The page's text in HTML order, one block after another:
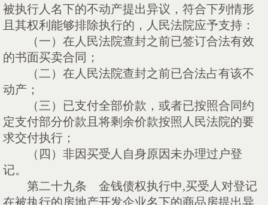
被执行人名下的不动产提出异议，符合下列情形
且其权利能够排除执行的，人民法院应予支持：
（一）在人民法院查封之前已签订合法有效
的书面买卖合同；
（二）在人民法院查封之前已合法占有该不
动产；
（三）已支付全部价款，或者已按照合同约
定支付部分价款且将剩余价款按照人民法院的要
求交付执行；
（四）非因买受人自身原因未办理过户登
记。
第二十九条 金钱债权执行中,买受人对登记
在被执行的房地产开发企业名下的商品房提出异